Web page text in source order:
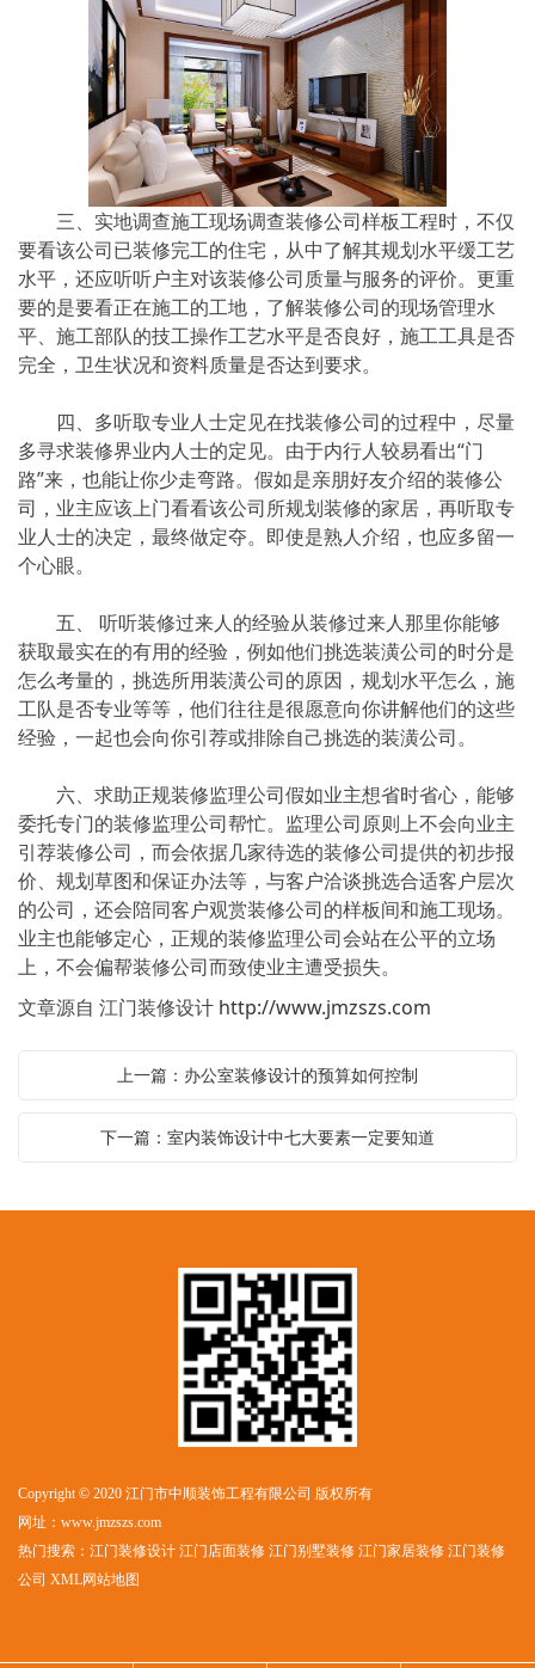
三、实地调查施工现场调查装修公司样板工程时，不仅
要看该公司已装修完工的住宅，从中了解其规划水平缓工艺
水平，还应听听户主对该装修公司质量与服务的评价。更重
要的是要看正在施工的工地，了解装修公司的现场管理水
平、施工部队的技工操作工艺水平是否良好，施工工具是否
完全，卫生状况和资料质量是否达到要求。
四、多听取专业人士定见在找装修公司的过程中，尽量
多寻求装修界业内人士的定见。由于内行人较易看出“门
路”来，也能让你少走弯路。假如是亲朋好友介绍的装修公
司，业主应该上门看看该公司所规划装修的家居，再听取专
业人士的决定，最终做定夺。即使是熟人介绍，也应多留一
个心眼。
五、 听听装修过来人的经验从装修过来人那里你能够
获取最实在的有用的经验，例如他们挑选装潢公司的时分是
怎么考量的，挑选所用装潢公司的原因，规划水平怎么，施
工队是否专业等等，他们往往是很愿意向你讲解他们的这些
经验，一起也会向你引荐或排除自己挑选的装潢公司。
六、求助正规装修监理公司假如业主想省时省心，能够
委托专门的装修监理公司帮忙。监理公司原则上不会向业主
引荐装修公司，而会依据几家待选的装修公司提供的初步报
价、规划草图和保证办法等，与客户洽谈挑选合适客户层次
的公司，还会陪同客户观赏装修公司的样板间和施工现场。
业主也能够定心，正规的装修监理公司会站在公平的立场
上，不会偏帮装修公司而致使业主遭受损失。
文章源自 江门装修设计 http://www.jmzszs.com
上一篇：办公室装修设计的预算如何控制
下一篇：室内装饰设计中七大要素一定要知道
Copyright © 2020 江门市中顺装饰工程有限公司 版权所有
网址： www.jmzszs.com
热门搜索： 江门装修设计 江门店面装修 江门别墅装修 江门家居装修 江门装修
公司 XML网站地图